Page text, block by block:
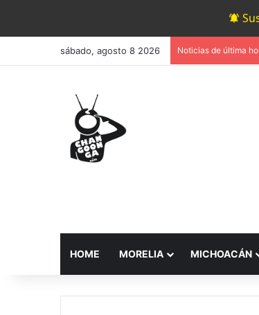
sábado, agosto 8 2026 Noticias de última
HOME MORELIA MICHOACÁN